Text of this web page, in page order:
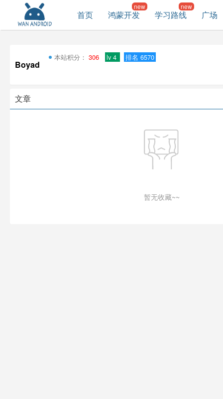
首页 鸿蒙开发 学习路线 广场
Boyad
本站积分： 306 lv 4 排名 6570
文章
暂无收藏~~